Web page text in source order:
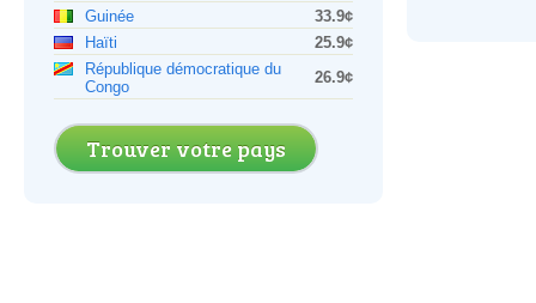
Guinée
33.9¢
Haïti
25.9¢
République démocratique du
Congo
26.9¢
Trouver votre pays